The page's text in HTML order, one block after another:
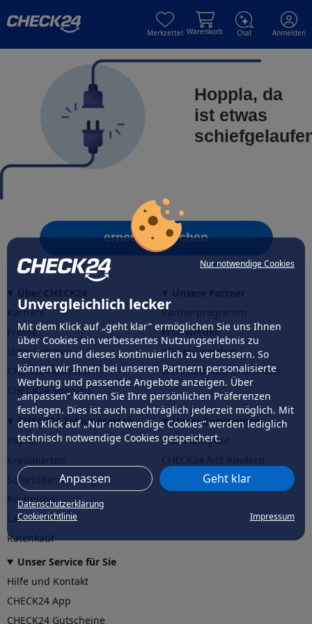
Nur notwendige Cookies
Unvergleichlich lecker
Mit dem Klick auf „geht klar” ermöglichen Sie uns Ihnen
über Cookies ein verbessertes Nutzungserlebnis zu
servieren und dieses kontinuierlich zu verbessern. So
können wir Ihnen bei unseren Partnern personalisierte
Werbung und passende Angebote anzeigen. Über
„anpassen” können Sie Ihre persönlichen Präferenzen
festlegen. Dies ist auch nachträglich jederzeit möglich. Mit
dem Klick auf „Nur notwendige Cookies” werden lediglich
technisch notwendige Cookies gespeichert.
Anpassen Geht klar
Datenschutzerklärung
Cookierichtlinie
Impressum
Merkzettel Warenkorb Chat Anmelden
Hoppla, da
ist etwas
erneut versuchen
Karriere
Presse
Unternehmen
CHECK24 Österreich
CHECK24 Spanien
Partnerprogramm
Profi werden
Affiliate werden
Werkstattpartner werden
CHECK24 Zahlungsarten
PayPal
Sofortüberweisung
Rechnung
Lastschrift
Ratenkauf
Unser Engagement
Nachhaltigkeit
CHECK24hilftder Natur
Unser Service für Sie
Hilfe und Kontakt
CHECK24 App
CHECK24 Gutscheine